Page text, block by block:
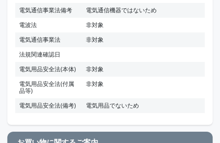
電気通信事業法備考
電気通信機器ではないため
電波法
非対象
電気通信事業法
非対象
法規関連確認日
電気用品安全法(本体)
非対象
電気用品安全法(付属
品等)
非対象
電気用品安全法(備考) 電気用品でないため